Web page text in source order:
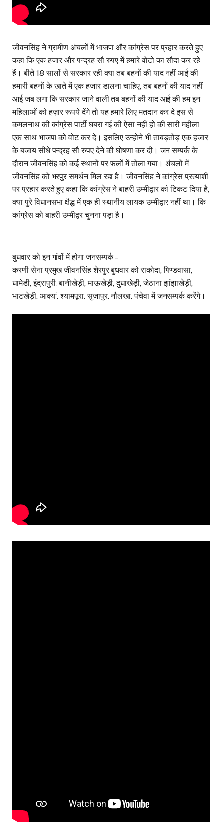
जीवनसिंह ने ग्रामीण अंचलों में भाजपा और कांग्रेस पर प्रहार करते हुए
कहा कि एक हजार और पन्द्रह सौ रुपए में हमारे वोटो का सौदा कर रहे
हैं। बीते 18 सालों से सरकार रही क्या तब बहनों की याद नहीं आई की
हमारी बहनों के खाते में एक हजार डालना चाहिए, तब बहनों की याद नहीं
आई जब लगा कि सरकार जाने वाली तब बहनों की याद आई की हम इन
महिलाओं को हज़ार रूपये देंगे तो यह हमारे लिए मतदान कर दे इस से
कमलनाथ की कांग्रेस पार्टी घबरा गई की ऐसा नहीं हो की सारी महीला
एक साथ भाजपा को वोट कर दे। इसलिए उन्होने भी ताबड़तोड़ एक हजार
के बजाय सीधे पन्द्रह सौ रुपए देने की घोषणा कर दी। जन सम्पर्क के
दौरान जीवनसिंह को कई स्थानों पर फलों में तोला गया। अंचलों में
जीवनसिंह को भरपुर समर्थन मिल रहा है। जीवनसिंह ने कांग्रेस प्रत्याशी
पर प्रहार करते हुए कहा कि कांग्रेस ने बाहरी उम्मीद्वार को टिकट दिया है,
क्या पुरे विधानसभा क्षैद्ध में एक ही स्थानीय लायक उम्मीद्वार नहीं था। कि
कांग्रेस को बाहरी उम्मीद्वर चुनना पड़ा है।
बुधवार को इन गांवों में होगा जनसम्पर्क –
करणी सेना प्रमुख जीवनसिंह शेरपुर बुधवार को राकोदा, पिण्डवासा,
धामेडी, इंद्रापुरी, बानीखेड़ी, माऊखेड़ी, दुधाखेड़ी, जेठाना झांझाखेड़ी,
भाटखेड़ी, आक्यां, श्यामपूरा, सुजापुर, नौलखा, पंचेवा में जनसम्पर्क करेंगे।